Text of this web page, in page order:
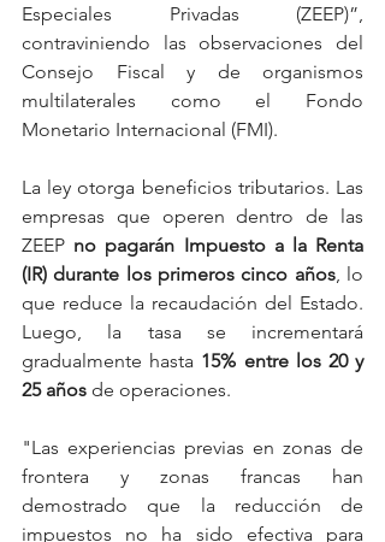
Especiales Privadas (ZEEP)”,
contraviniendo las observaciones del
Consejo Fiscal y de organismos
multilaterales como el Fondo
Monetario Internacional (FMI).
La ley otorga beneficios tributarios. Las
empresas que operen dentro de las
ZEEP no pagarán Impuesto a la Renta
(IR) durante los primeros cinco años, lo
que reduce la recaudación del Estado.
Luego, la tasa se incrementará
gradualmente hasta 15% entre los 20 y
25 años de operaciones.
"Las experiencias previas en zonas de
frontera y zonas francas han
demostrado que la reducción de
impuestos no ha sido efectiva para